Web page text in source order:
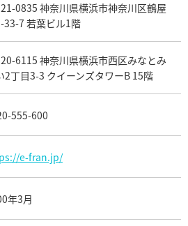
買取
0835 神奈川県横浜市神奈川区鶴屋
33-7 若葉ビル1階
6115 神奈川県横浜市西区みなとみ
2丁目3-3 クイーンズタワーB 15階
555-600
e-fran.jp/
年3月